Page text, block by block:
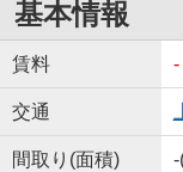
基本情報
賃料 -
交通
間取り(面積) -